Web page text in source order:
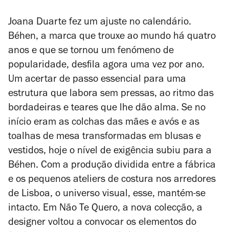
Joana Duarte fez um ajuste no calendário.
Béhen, a marca que trouxe ao mundo há quatro
anos e que se tornou um fenómeno de
popularidade, desfila agora uma vez por ano.
Um acertar de passo essencial para uma
estrutura que labora sem pressas, ao ritmo das
bordadeiras e teares que lhe dão alma. Se no
início eram as colchas das mães e avós e as
toalhas de mesa transformadas em blusas e
vestidos, hoje o nível de exigência subiu para a
Béhen. Com a produção dividida entre a fábrica
e os pequenos ateliers de costura nos arredores
de Lisboa, o universo visual, esse, mantém-se
intacto. Em Não Te Quero, a nova colecção, a
designer voltou a convocar os elementos do